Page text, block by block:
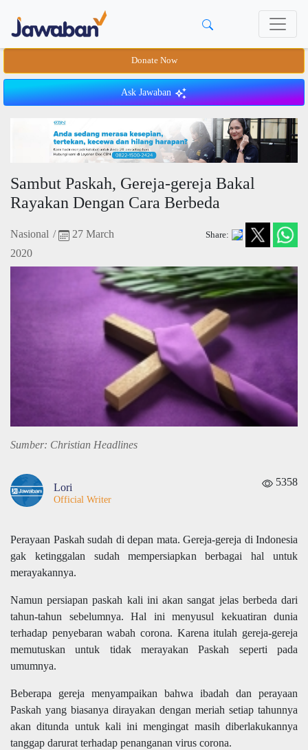
Donate Now
Ask Jawaban
Sambut Paskah, Gereja-gereja Bakal
Rayakan Dengan Cara Berbeda
Nasional /
27 March
2020
Share:
Sumber: Christian Headlines
Lori
Official Writer
5358
Perayaan Paskah sudah di depan mata. Gereja-gereja di Indonesia
gak ketinggalan sudah mempersiapkan berbagai hal untuk
merayakannya.
Namun persiapan paskah kali ini akan sangat jelas berbeda dari
tahun-tahun sebelumnya. Hal ini menyusul kekuatiran dunia
terhadap penyebaran wabah corona. Karena itulah gereja-gereja
memutuskan untuk tidak merayakan Paskah seperti pada
umumnya.
Beberapa gereja menyampaikan bahwa ibadah dan perayaan
Paskah yang biasanya dirayakan dengan meriah setiap tahunnya
akan ditunda untuk kali ini mengingat masih diberlakukannya
tanggap darurat terhadap penanganan virus corona.